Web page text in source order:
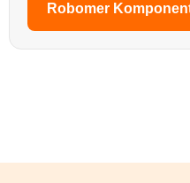
Robomer